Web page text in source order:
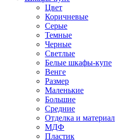
Цвет
Коричневые
Серые
Темные
Черные
Светлые
Белые шкафы-купе
Венге
Размер
Маленькие
Большие
Средние
Отделка и материал
МДФ
Пластик